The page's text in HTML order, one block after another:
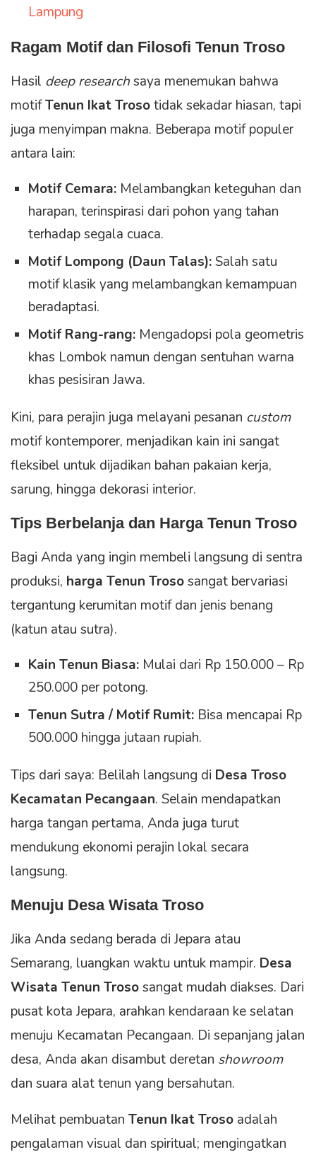
Lampung
Ragam Motif dan Filosofi Tenun Troso
Hasil deep researchsaya menemukan bahwa
motifTenun Ikat Trosotidak sekadar hiasan, tapi
juga menyimpan makna. Beberapa motif populer
antara lain:
Motif Cemara: Melambangkan keteguhan dan
harapan, terinspirasi dari pohon yang tahan
terhadap segala cuaca.
Motif Lompong (Daun Talas):Salah satu
motif klasik yang melambangkan kemampuan
beradaptasi.
Motif Rang-rang: Mengadopsi pola geometris
khas Lombok namun dengan sentuhan warna
khas pesisiran Jawa.
Kini, para perajin juga melayani pesanan custom
motif kontemporer, menjadikan kain ini sangat
fleksibel untuk dijadikan bahan pakaian kerja,
sarung, hingga dekorasi interior.
Tips Berbelanja dan Harga Tenun Troso
Bagi Anda yang ingin membeli langsung di sentra
produksi, harga Tenun Trososangat bervariasi
tergantung kerumitan motif dan jenis benang
(katun atau sutra).
Kain Tenun Biasa: Mulai dari Rp 150.000 – Rp
250.000 per potong.
Tenun Sutra / Motif Rumit: Bisa mencapai Rp
500.000 hingga jutaan rupiah.
Tips dari saya: Belilah langsung di Desa Troso
Kecamatan Pecangaan. Selain mendapatkan
harga tangan pertama, Anda juga turut
mendukung ekonomi perajin lokal secara
langsung.
Menuju Desa Wisata Troso
Jika Anda sedang berada di Jepara atau
Semarang, luangkan waktu untuk mampir. Desa
Wisata Tenun Trososangat mudah diakses. Dari
pusat kota Jepara, arahkan kendaraan ke selatan
menuju Kecamatan Pecangaan. Di sepanjang jalan
desa, Anda akan disambut deretan showroom
dan suara alat tenun yang bersahutan.
Melihat pembuatan Tenun Ikat Troso adalah
pengalaman visual dan spiritual; mengingatkan